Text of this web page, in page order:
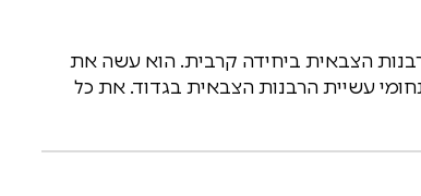
הצבאית ביחידה קרבית. הוא עשה את
עשיית הרבנות הצבאית בגדוד. את כל